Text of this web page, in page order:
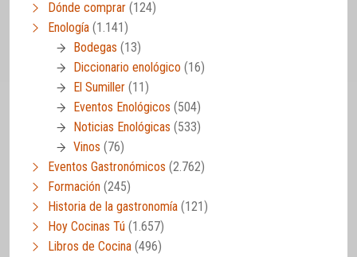
Dónde comprar (124)
Enología (1.141)
Bodegas (13)
Diccionario enológico (16)
El Sumiller (11)
Eventos Enológicos (504)
Noticias Enológicas (533)
Vinos (76)
Eventos Gastronómicos (2.762)
Formación (245)
Historia de la gastronomía (121)
Hoy Cocinas Tú (1.657)
Libros de Cocina (496)